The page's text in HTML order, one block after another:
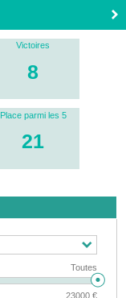
Victoires
8
Place parmi les 5
21
Toutes
23000 €